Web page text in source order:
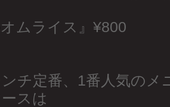
オムライス』¥800
チ定番、1番人気のメ
スは